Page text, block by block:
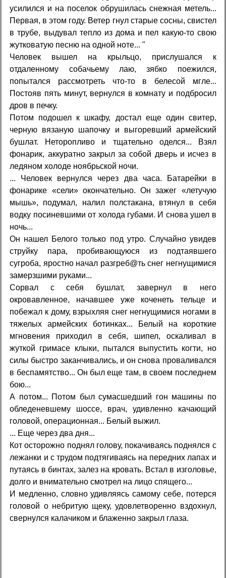
усилился и на поселок обрушилась снежная метель...
Первая, в этом году. Ветер гнул старые сосны, свистел
в трубе, выдувал тепло из дома и пел какую-то свою
жутковатую песню на одной ноте... "
Человек вышел на крыльцо, прислушался к
отдаленному собачьему лаю, зябко поежился,
попытался рассмотреть что-то в белесой мгле...
Постояв пять минут, вернулся в комнату и подбросил
дров в печку.
Потом подошел к шкафу, достал еще один свитер,
черную вязаную шапочку и выгоревший армейский
бушлат. Неторопливо и тщательно оделся... Взял
фонарик, аккуратно закрыл за собой дверь и исчез в
ледяном холоде ноябрьской ночи.
... Человек вернулся через два часа. Батарейки в
фонарике «сели» окончательно. Он зажег «летучую
мышь», подумал, налил полстакана, втянул в себя
водку посиневшими от холода губами. И снова ушел в
ночь...
Он нашел Белого только под утро. Случайно увидев
струйку пара, пробивающуюся из подтаявшего
сугроба, яростно начал разгреб@ть снег негнущимися
замерзшими руками...
Сорвал с себя бушлат, завернул в него
окровавленное, начавшее уже коченеть тельце и
побежал к дому, взрыхляя снег негнущимися ногами в
тяжелых армейских ботинках... Белый на короткие
мгновения приходил в себя, шипел, оскаливал в
жуткой гримасе клыки, пытался выпустить когти, но
силы быстро заканчивались, и он снова проваливался
в беспамятство... Он был еще там, в своем последнем
бою...
А потом... Потом был сумасшедший гон машины по
обледеневшему шоссе, врач, удивленно качающий
головой, операционная... Белый выжил.
... Еще через два дня...
Кот осторожно поднял голову, покачиваясь поднялся с
лежанки и с трудом подтягиваясь на передних лапах и
путаясь в бинтах, залез на кровать. Встал в изголовье,
долго и внимательно смотрел на лицо спящего...
И медленно, словно удивляясь самому себе, потерся
головой о небритую щеку, удовлетворенно вздохнул,
свернулся калачиком и блаженно закрыл глаза.